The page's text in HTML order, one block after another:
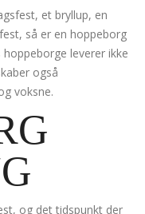
et bryllup, en
så er en hoppeborg
leverer ikke
også
voksne.
og det tidspunkt der